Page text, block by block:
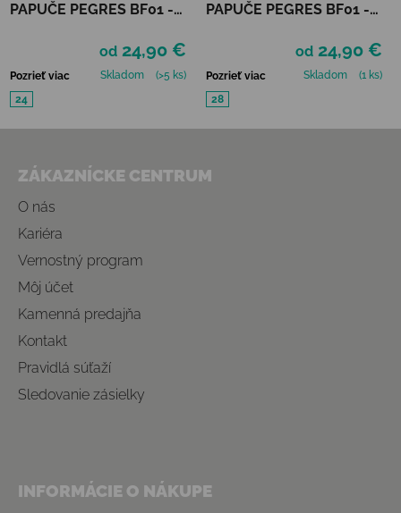
PAPUČE PEGRES BF01 -
od 24,90 €
Pozrieť viac Skladom
(>5 ks)
24
PAPUČE PEGRES BF01 -
od 24,90 €
Pozrieť viac Skladom
(1 ks)
28
ZÁKAZNÍCKE CENTRUM
O nás
Kariéra
Vernostný program
Môj účet
Kamenná predajňa
Kontakt
Pravidlá súťaží
Sledovanie zásielky
INFORMÁCIE O NÁKUPE